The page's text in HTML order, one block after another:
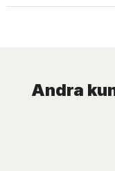
Andra